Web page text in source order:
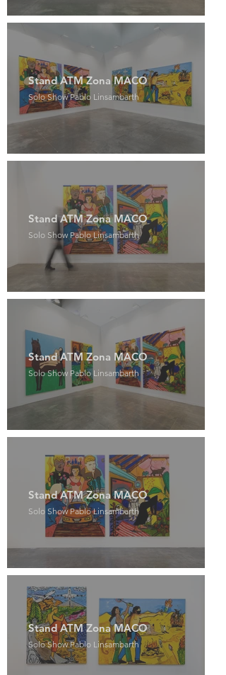
Stand ATM Zona MACO
Solo Show Pablo Linsambarth
Stand ATM Zona MACO
Solo Show Pablo Linsambarth
Stand ATM Zona MACO
Solo Show Pablo Linsambarth
Stand ATM Zona MACO
Solo Show Pablo Linsambarth
Stand ATM Zona MACO
Solo Show Pablo Linsambarth